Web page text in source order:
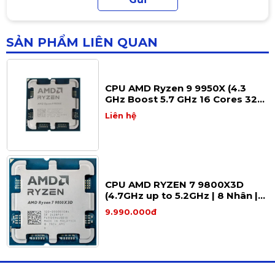
🧊 3. CPU đa năng cho nhiều
loại PC
bộ PC cầnhiệu năng cao nhưng tiết kiệm chi
phí VGA.
Phù hợp build:
🎓PC học tập – sinh viên
🎮PC Gaming không cần VGA
🎨PC đồ họa – làm việc
CPU cómức tiêu thụ điện 65W , hoạt động khá
mát và đi kèm
Wraith Stealth.
🔧 4. Khả năng tương thích linh
SẢN PHẨM LIÊN QUAN
boost 4.4ghz / 6 nhân 12 luồng /
16MB / AM4
3.890.000đ
CPU AMD Ryzen 9 9950X (4.3
GHz Boost 5.7 GHz 16 Cores 32
Threads 64 MB Cache) - Tray
Chính hãng
Liên hệ
CPU AMD RYZEN 7 9800X3D
(4.7GHz up to 5.2GHz | 8 Nhân |
16 Luồng ) - Tray
9.990.000đ